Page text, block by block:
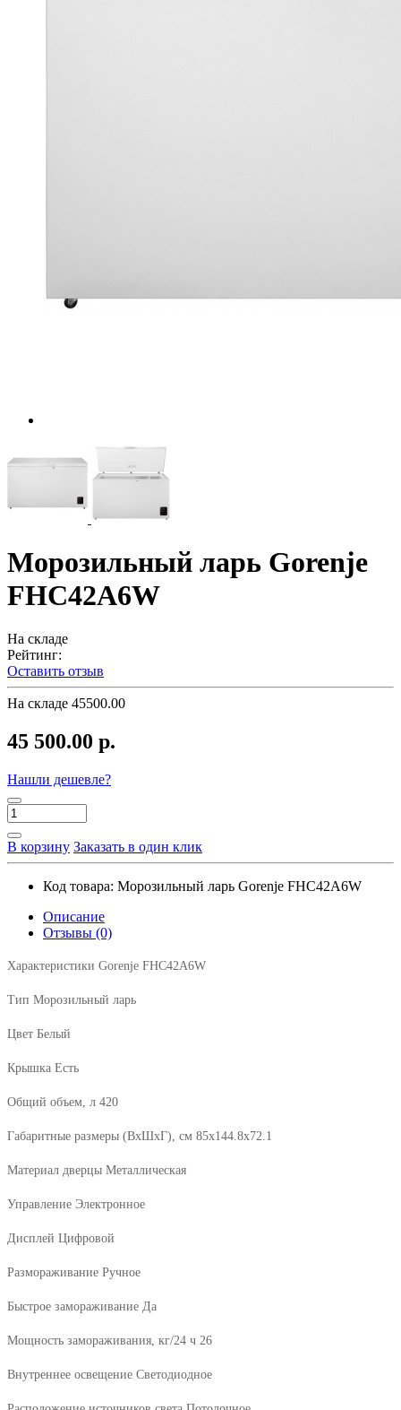
Морозильный ларь Gorenje
FHC42A6W
На складе
Рейтинг:
Оставить отзыв
На складе 45500.00
45 500.00 р.
Нашли дешевле?
В корзину Заказать в один клик
Код товара: Морозильный ларь Gorenje FHC42A6W
Описание
Отзывы (0)
Характеристики Gorenje FHC42A6W
Тип Морозильный ларь
Цвет Белый
Крышка Есть
Общий объем, л 420
Габаритные размеры (ВxШxГ), cм 85х144.8х72.1
Материал дверцы Металлическая
Управление Электронное
Дисплей Цифровой
Размораживание Ручное
Быстрое замораживание Да
Мощность замораживания, кг/24 ч 26
Внутреннее освещение Светодиодное